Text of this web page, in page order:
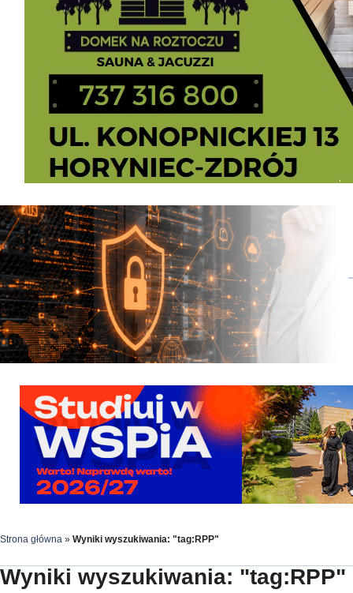
Strona główna » Wyniki wyszukiwania: "tag:RPP"
Wyniki wyszukiwania: "tag:RPP"